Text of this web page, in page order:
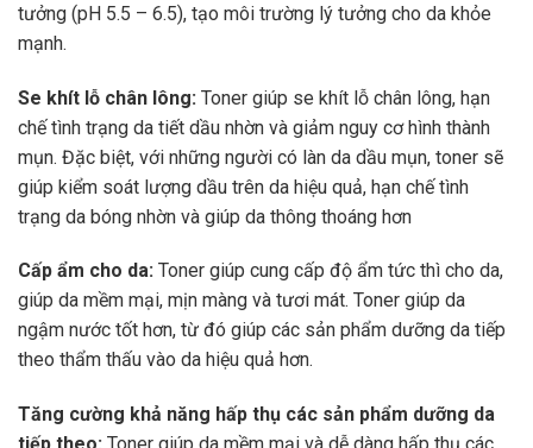
tưởng (pH 5.5 – 6.5), tạo môi trường lý tưởng cho da khỏe
mạnh.
Se khít lỗ chân lông: Toner giúp se khít lỗ chân lông, hạn
chế tình trạng da tiết dầu nhờn và giảm nguy cơ hình thành
mụn. Đặc biệt, với những người có làn da dầu mụn, toner sẽ
giúp kiểm soát lượng dầu trên da hiệu quả, hạn chế tình
trạng da bóng nhờn và giúp da thông thoáng hơn
Cấp ẩm cho da: Toner giúp cung cấp độ ẩm tức thì cho da,
giúp da mềm mại, mịn màng và tươi mát. Toner giúp da
ngậm nước tốt hơn, từ đó giúp các sản phẩm dưỡng da tiếp
theo thẩm thấu vào da hiệu quả hơn.
Tăng cường khả năng hấp thụ các sản phẩm dưỡng da